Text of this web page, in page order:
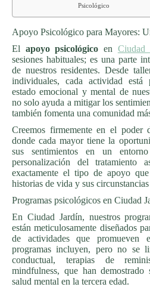
Psicológico
Apoyo Psicológico para Mayores:
El apoyo psicológico en Ciudad
sesiones habituales; es una parte
de nuestros residentes. Desde
individuales, cada actividad está
estado emocional y mental de
no solo ayuda a mitigar los
también fomenta una comunidad
Creemos firmemente en el poder
donde cada mayor tiene la
sus sentimientos en un
personalización del tratamiento
exactamente el tipo de apoyo
historias de vida y sus circunstancias
Programas psicológicos en Ciudad
En Ciudad Jardín, nuestros
están meticulosamente diseñados
de actividades que promueven
programas incluyen, pero no se
conductual, terapias de
mindfulness, que han
salud mental en la tercera edad.